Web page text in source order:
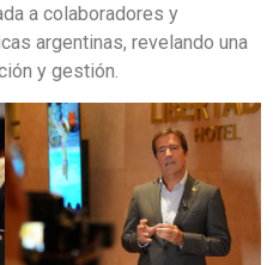
a colaboradores y
argentinas, revelando una
y gestión.